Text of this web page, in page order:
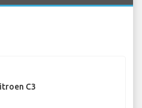
C3